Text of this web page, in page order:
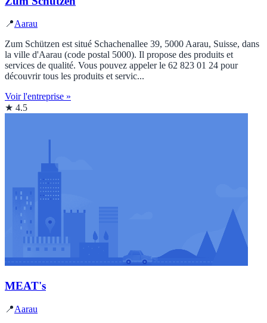
📍Aarau
Zum Schützen est situé Schachenallee 39, 5000 Aarau, Suisse, dans
la ville d'Aarau (code postal 5000). Il propose des produits et
services de qualité. Vous pouvez appeler le 62 823 01 24 pour
découvrir tous les produits et servic...
Voir l'entreprise »
★ 4.5
MEAT's
📍Aarau